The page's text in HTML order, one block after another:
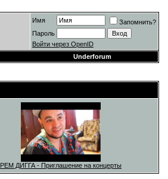
Имя
Запомнить?
Пароль
Войти через OpenID
Underforum
РЕМ ДИГГА - Приглашение на концерты